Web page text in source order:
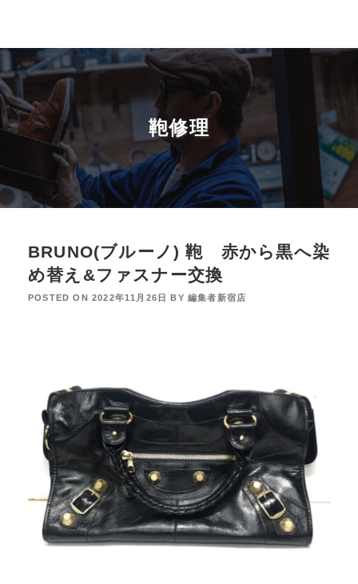
鞄修理
BRUNO(ブルーノ) 鞄 赤から黒へ染
め替え&ファスナー交換
POSTED ON 2022年11月26日 BY編集者新宿店